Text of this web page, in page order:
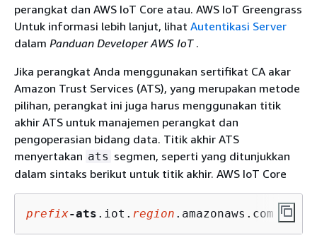
perangkat dan AWS IoT Core atau. AWS IoT Greengrass
Untuk informasi lebih lanjut, lihat Autentikasi Server
dalam Panduan Developer AWS IoT .
Jika perangkat Anda menggunakan sertifikat CA akar
Amazon Trust Services (ATS), yang merupakan metode
pilihan, perangkat ini juga harus menggunakan titik
akhir ATS untuk manajemen perangkat dan
pengoperasian bidang data. Titik akhir ATS
menyertakan ats segmen, seperti yang ditunjukkan
dalam sintaks berikut untuk titik akhir. AWS IoT Core
prefix-ats .iot. region .amazonaws.com